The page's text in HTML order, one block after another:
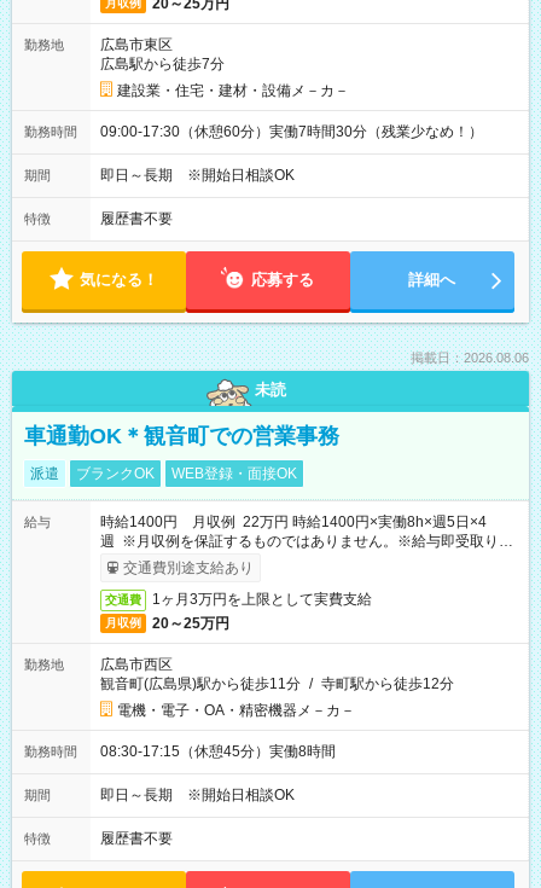
月収例 20～25万円
勤務地
広島市東区
広島駅から徒歩7分
建設業・住宅・建材・設備メ－カ－
勤務時間 09:00-17:30（休憩60分）実働7時間30分（残業少なめ！）
期間 即日～長期 ※開始日相談OK
特徴 履歴書不要
気になる！ 応募する 詳細へ
掲載日：2026.08.06
未読
車通勤OK＊観音町での営業事務
派遣 ブランクOK WEB登録・面接OK
給与
時給1400円 月収例 22万円 時給1400円×実働8h×週5日×4
週 ※月収例を保証するものではありません。※給与即受取りサ
ービス利用可（利用条件有）
交通費別途支給あり
交通費 1ヶ月3万円を上限として実費支給
月収例 20～25万円
勤務地
広島市西区
観音町(広島県)駅から徒歩11分 / 寺町駅から徒歩12分
電機・電子・OA・精密機器メ－カ－
勤務時間 08:30-17:15（休憩45分）実働8時間
期間 即日～長期 ※開始日相談OK
特徴 履歴書不要